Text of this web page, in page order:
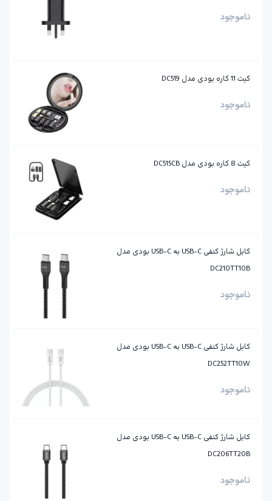
ناموجود
کیت 11 کاره بودی مدل DC519
ناموجود
کیت 8 کاره بودی مدل DC515CB
ناموجود
کابل شارژ کنفی USB-C به USB-C بودی مدل
DC210TT10B
ناموجود
کابل شارژ کنفی ‌USB-C به ‌USB-C بودی مدل
DC252TT10W
ناموجود
کابل شارژ کنفی ‌USB-C به ‌USB-C بودی مدل
DC206TT20B
ناموجود